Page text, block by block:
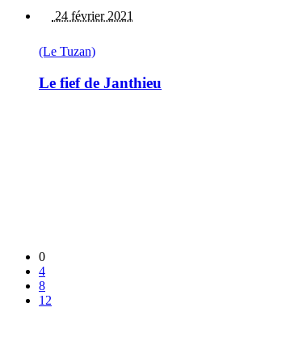
24 février 2021
(Le Tuzan)
Le fief de Janthieu
0
4
8
12